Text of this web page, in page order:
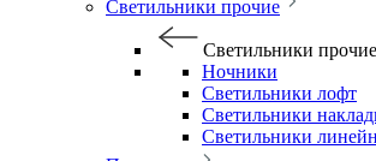
Светильники прочие
Светильники прочие
Ночники
Светильники лофт
Светильники
Светильники